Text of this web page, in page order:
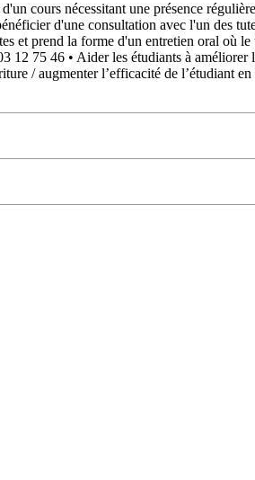
cours nécessitant une présence
d'une consultation avec l'un des
et prend la forme d'un entretien oral où
75 46 • Aider les étudiants à améliorer
/ augmenter l’efficacité de l’étudiant